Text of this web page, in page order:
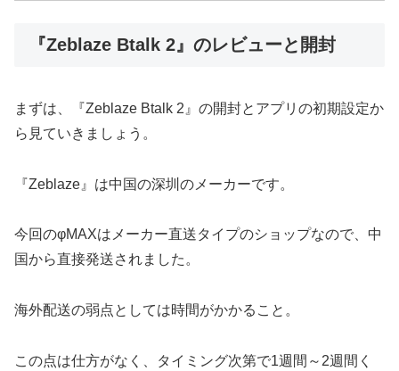
『Zeblaze Btalk 2』のレビューと開封
まずは、『Zeblaze Btalk 2』の開封とアプリの初期設定か
ら見ていきましょう。
『Zeblaze』は中国の深圳のメーカーです。
今回のφMAXはメーカー直送タイプのショップなので、中
国から直接発送されました。
海外配送の弱点としては時間がかかること。
この点は仕方がなく、タイミング次第で1週間～2週間く